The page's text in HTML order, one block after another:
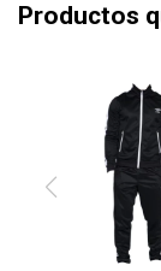
Productos